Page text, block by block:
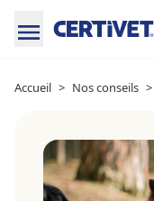
Accueil > Nos conseils >